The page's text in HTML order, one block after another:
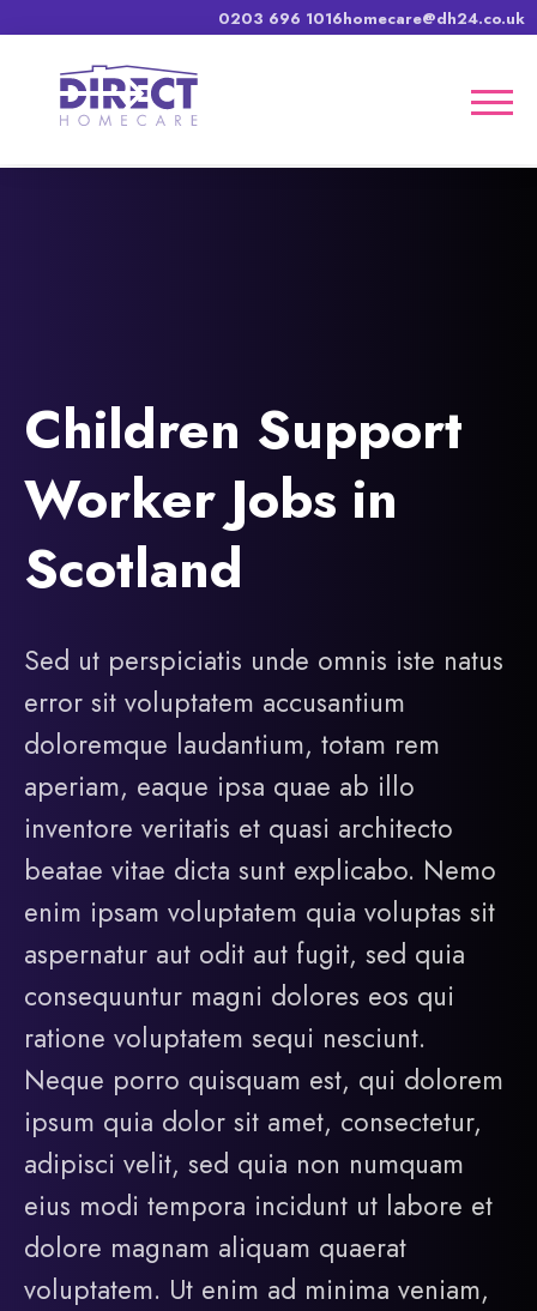
0203 696 1016homecare@dh24.co.uk
Children Support
Worker Jobs in
Scotland
Sed ut perspiciatis unde omnis iste natus
error sit voluptatem accusantium
doloremque laudantium, totam rem
aperiam, eaque ipsa quae ab illo
inventore veritatis et quasi architecto
beatae vitae dicta sunt explicabo. Nemo
enim ipsam voluptatem quia voluptas sit
aspernatur aut odit aut fugit, sed quia
consequuntur magni dolores eos qui
ratione voluptatem sequi nesciunt.
Neque porro quisquam est, qui dolorem
ipsum quia dolor sit amet, consectetur,
adipisci velit, sed quia non numquam
eius modi tempora incidunt ut labore et
dolore magnam aliquam quaerat
voluptatem. Ut enim ad minima veniam,